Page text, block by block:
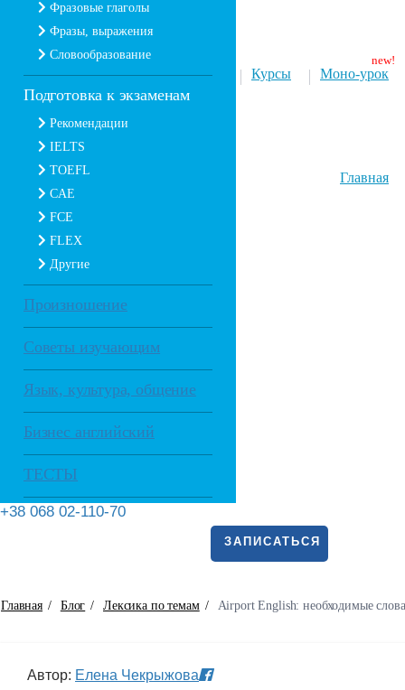
Фразовые глаголы
Фразы, выражения
Словообразование
Подготовка к экзаменам
Рекомендации
IELTS
TOEFL
CAE
FCE
FLEX
Другие
Произношение
Советы изучающим
Язык, культура, общение
Бизнес английский
ТЕСТЫ
Моно-урок
Курсы
Главная
+38 068 02-110-70
ЗАПИСАТЬСЯ
Главная / Блог / Лексика по темам / Airport English: необходимые
Автор: Елена Чекрыжова